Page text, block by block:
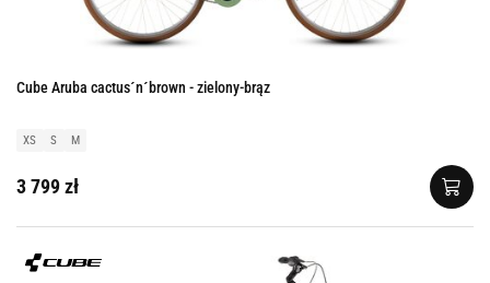
Cube Aruba cactus´n´brown - zielony-brąz
XS S M
3 799 zł